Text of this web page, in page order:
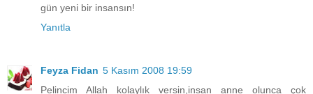
gün yeni bir insansın!
Yanıtla
Feyza Fidan 5 Kasım 2008 19:59
Pelincim Allah kolaylık versin,insan anne olunca çok